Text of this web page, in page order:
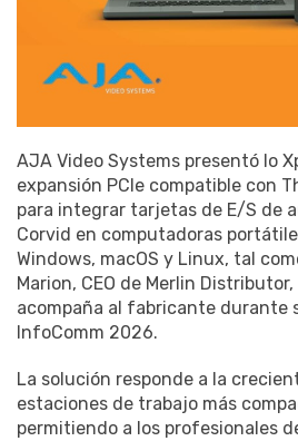
AJA Video Systems presentó Io
expansión PCIe compatible con
para integrar tarjetas de E/S de
Corvid en computadoras
Windows, macOS y Linux, tal
Marion, CEO de Merlin
acompaña al fabricante durante
InfoComm 2026.
La solución responde a la
estaciones de trabajo más
permitiendo a los profesionales